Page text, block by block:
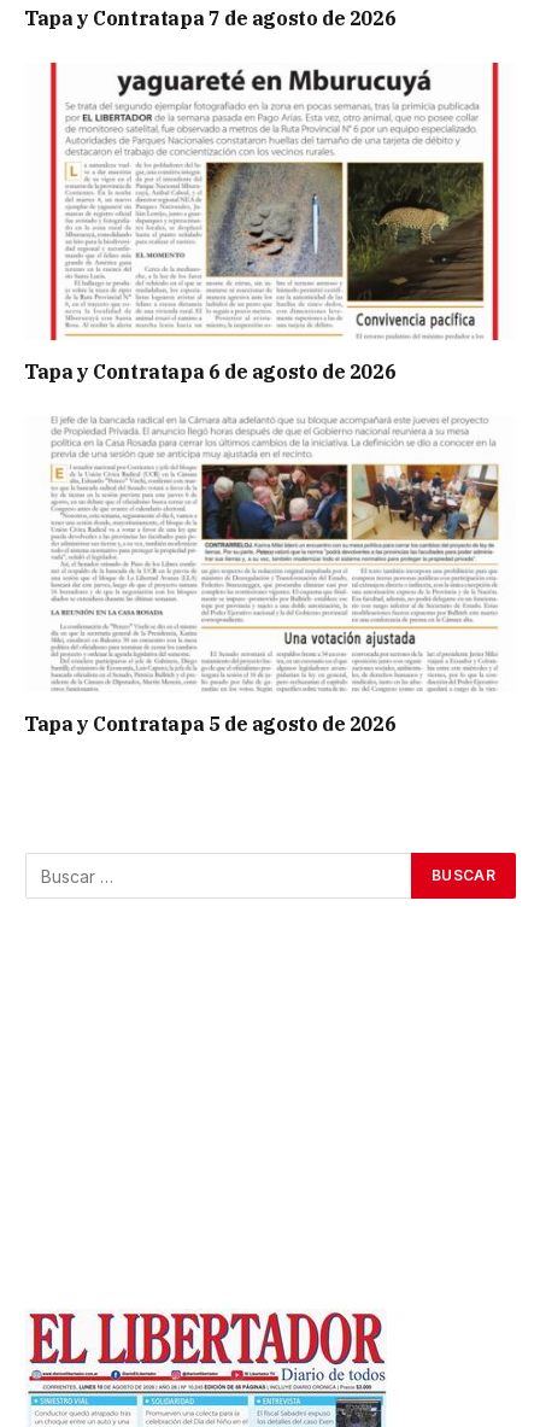
Tapa y Contratapa 7 de agosto de 2026
Tapa y Contratapa 6 de agosto de 2026
Tapa y Contratapa 5 de agosto de 2026